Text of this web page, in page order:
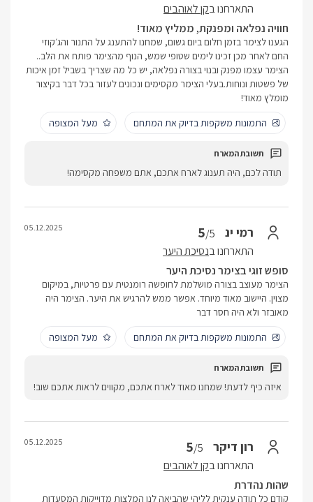
התארחנו בקן לאוהבים
חוויה נפלאה ומפנקת, ממליץ מאוד!
הגענו לצימר בזמן חלום ביום גשום, שמחנו להתענג על התנור והג׳קוזי
החם לאחר מכן זכינו לימים שטופי שמש, הנוף מהצימר פותח את הלב..
הצימר עצמו מפנק ובנוי בצורה נפלאה, יש כל מה שצריך בשביל זמן איכות
של פשטות ונוחות.בעלי הצימר מקסימים ונכונים לעזור בכל דבר בקיצור
מומלץ מאוד!
התמונות משקפות בדיוק את המתחם
מעל המצופה
תודה לכם, היה תענוג לארח אתכם, אתם משפחה מקסימה!
רמי ינ 5/5
התארחנו בנסיכת היער
05.12.2025
סופש זוגי בצימר נסיכת היער
הצימר מעוצב בצורה מושלמת לחופשה רומנטית עם פרטיות, במיקום
מצוין. היישוב מאוד מיוחד. אפשר ממש להרגיש את היער. הצימר היה
מאובזר ולא היה חסר דבר
התמונות משקפות בדיוק את המתחם
מעל המצופה
איזה כיף לדעת! שמחנו מאוד לארח אתכם, מקווים לראות אתכם שוב!
רון דיקר 5/5
התארחנו בקן לאוהבים
05.12.2025
שהות נהדרת
קודם כל תודה ענקית לליהי שהביאה לנו המלצות מדוייקות המסעדות